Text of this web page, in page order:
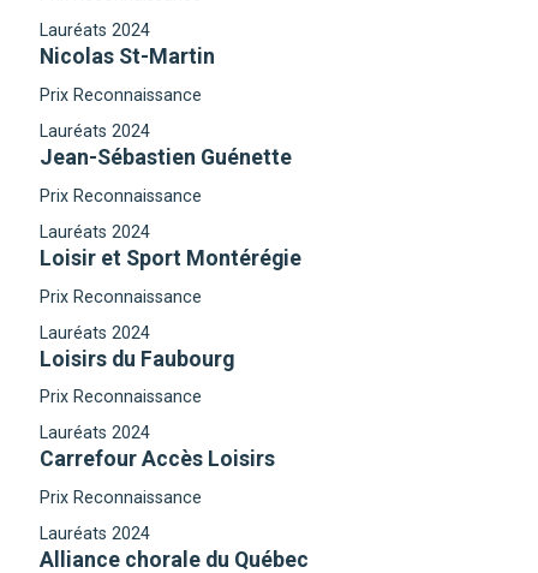
Lauréats 2024
Nicolas St-Martin
Prix Reconnaissance
Lauréats 2024
Jean-Sébastien Guénette
Prix Reconnaissance
Lauréats 2024
Loisir et Sport Montérégie
Prix Reconnaissance
Lauréats 2024
Loisirs du Faubourg
Prix Reconnaissance
Lauréats 2024
Carrefour Accès Loisirs
Prix Reconnaissance
Lauréats 2024
Alliance chorale du Québec